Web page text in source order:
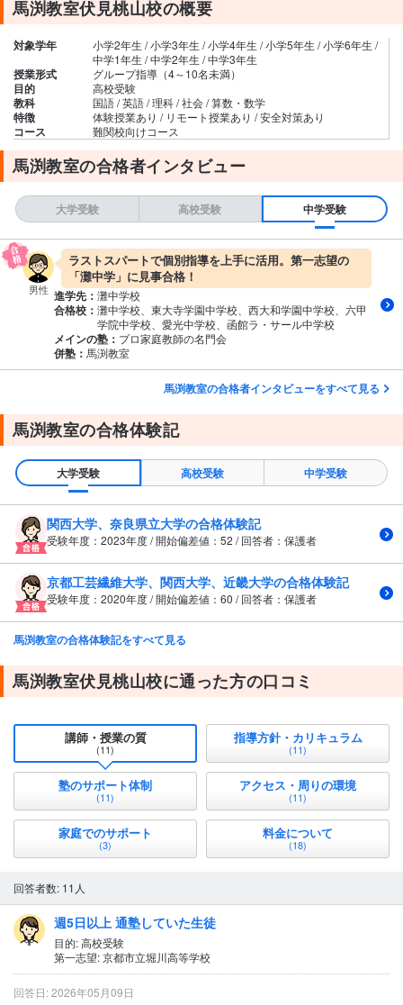
馬渕教室伏見桃山校の概要
対象学年
小学2年生 / 小学3年生 / 小学4年生 / 小学5年生 / 小学6年生 /
中学1年生 / 中学2年生 / 中学3年生
授業形式 グループ指導（4～10名未満）
目的 高校受験
教科 国語 / 英語 / 理科 / 社会 / 算数・数学
特徴 体験授業あり / リモート授業あり / 安全対策あり
コース 難関校向けコース
馬渕教室の合格者インタビュー
大学受験 高校受験 中学受験
男性
ラストスパートで個別指導を上手に活用。第一志望の
「灘中学」に見事合格！
進学先： 灘中学校
合格校： 灘中学校、東大寺学園中学校、西大和学園中学校、六甲
学院中学校、愛光中学校、函館ラ・サール中学校
メインの塾： プロ家庭教師の名門会
併塾： 馬渕教室
馬渕教室の合格者インタビューをすべて見る
馬渕教室の合格体験記
大学受験 高校受験 中学受験
関西大学、奈良県立大学の合格体験記
受験年度：2023年度 / 開始偏差値：52 / 回答者：保護者
京都工芸繊維大学、関西大学、近畿大学の合格体験記
受験年度：2020年度 / 開始偏差値：60 / 回答者：保護者
馬渕教室の合格体験記をすべて見る
馬渕教室伏見桃山校に通った方の口コミ
講師・授業の質
(11)
指導方針・カリキュラム
(11)
塾のサポート体制
(11)
アクセス・周りの環境
(11)
家庭でのサポート
(3)
料金について
(18)
回答者数: 11人
週5日以上 通塾していた生徒
目的: 高校受験
第一志望: 京都市立堀川高等学校
回答日: 2026年05月09日